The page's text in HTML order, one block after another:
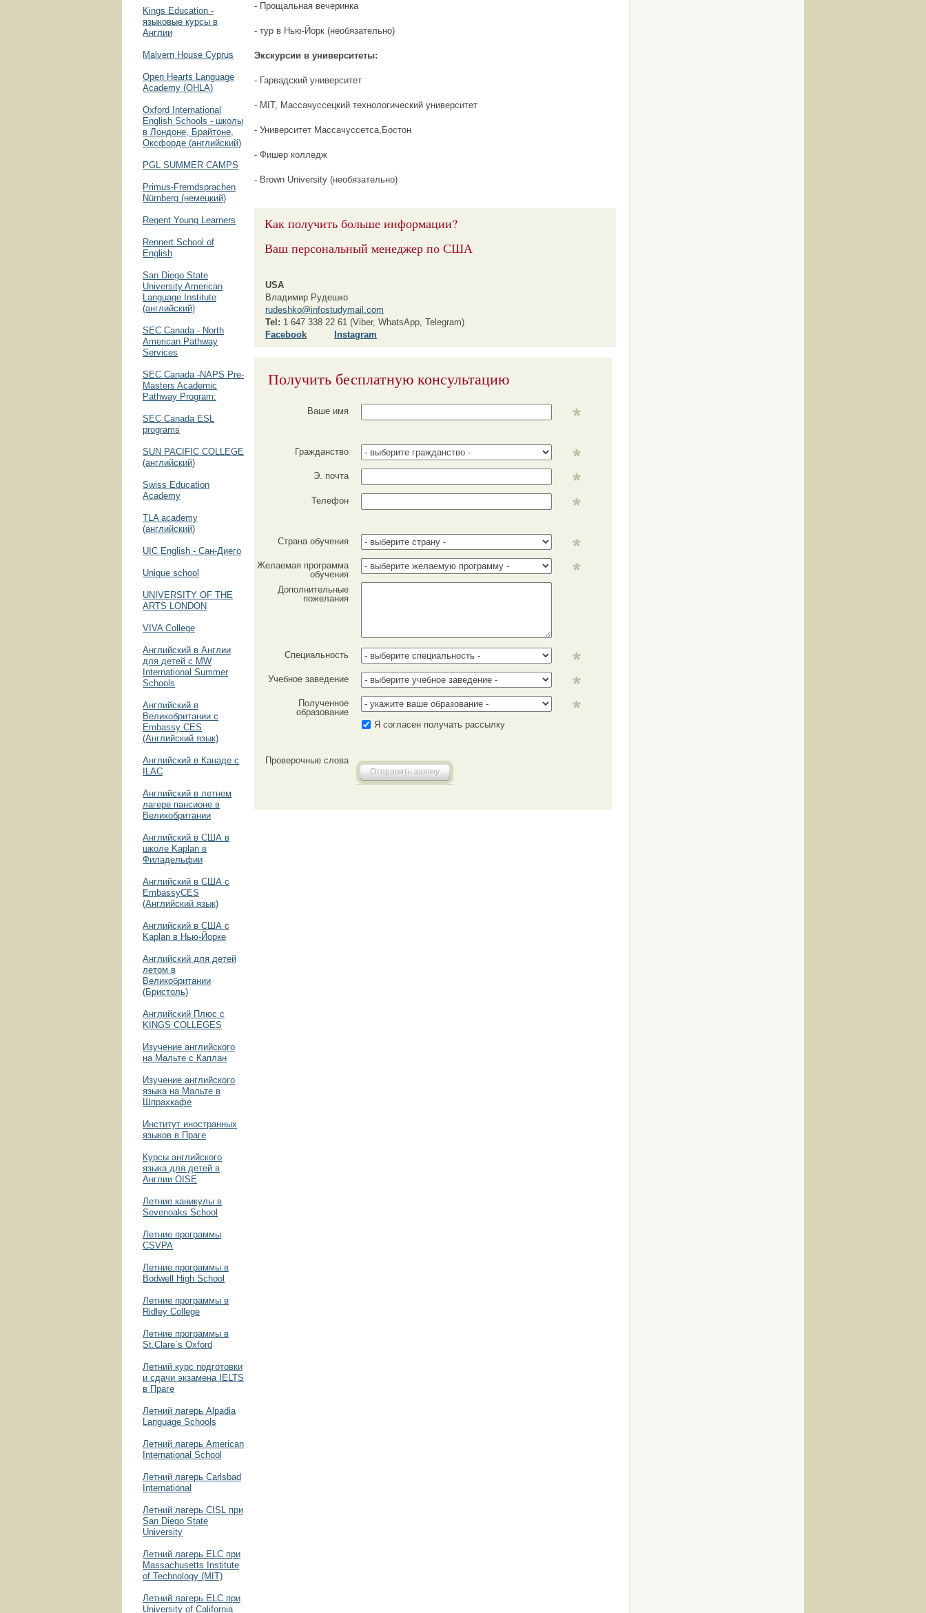
Kings Education -
языковые курсы в
Англии
Malvern House Cyprus
Open Hearts Language
Academy (OHLA)
Oxford International
English Schools - школы
в Лондоне, Брайтоне,
Оксфорде (английский)
PGL SUMMER CAMPS
Primus-Fremdsprachen
Nürnberg (немецкий)
Regent Young Learners
Rennert School of
English
San Diego State
University American
Language Institute
(английский)
SEC Canada - North
American Pathway
Services
SEC Canada -NAPS Pre-
Masters Academic
Pathway Program:
SEC Canada ESL
programs
SUN PACIFIC COLLEGE
(английский)
Swiss Education
Academy
TLA academy
(английский)
UIC English - Сан-Диего
Unique school
UNIVERSITY OF THE
ARTS LONDON
VIVA Сollege
Английский в Англии
для детей с MW
International Summer
Schools
Английский в
Великобритании с
Embassy CES
(Английский язык)
Английский в Канаде с
ILAC
Английский в летнем
лагере пансионе в
Великобритании
Английский в США в
школе Kaplan в
Филадельфии
Английский в США с
EmbassyCES
(Английский язык)
Английский в США с
Kaplan в Нью-Йорке
Английский для детей
летом в
Великобритании
(Бристоль)
Английский Плюс с
KINGS COLLEGES
Изучение английского
на Мальте с Каплан
Изучение английского
языка на Мальте в
Шпрахкафе
Институт иностранных
языков в Праге
Курсы английского
языка для детей в
Англии OISE
Летние каникулы в
Sevenoaks School
Летние программы
CSVPA
Летние программы в
Bodwell High School
Летние программы в
Ridley College
Летние программы в
St.Clare`s Oxford
Летний курс подготовки
и сдачи экзамена IELTS
в Праге
Летний лагерь Alpadia
Language Schools
Летний лагерь American
International School
Летний лагерь Carlsbad
International
Летний лагерь CISL при
San Diego State
University
Летний лагерь ELC при
Massachusetts Institute
of Technology (MIT)
Летний лагерь ELC при
University of California
- Прощальная вечеринка
- тур в Нью-Йорк (необязательно)
Экскурсии в университеты:
- Гарвадский университет
- MIT, Массачуссецкий технологический университет
- Университет Массачуссетса,Бостон
- Фишер колледж
- Brown University (необязательно)
Как получить больше информации?
Ваш персональный менеджер по США
USA
Владимир Рудешко
rudeshko@infostudymail.com
Tel: 1 647 338 22 61 (Viber, WhatsApp, Telegram)
Facebook Instagram
Получить бесплатную консультацию
Ваше имя
Гражданство
Э. почта
Телефон
Страна обучения
Желаемая программа
обучения
Дополнительные
пожелания
Специальность
Учебное заведение
Полученное
образование
Я согласен получать рассылку
Проверочные слова
Отправить заявку